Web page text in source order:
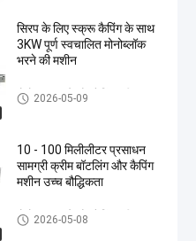
सिरप के लिए स्क्रू कैपिंग के साथ
3KW पूर्ण स्वचालित मोनोब्लॉक
भरने की मशीन
मोनोब्लॉक भरने और कैपिंग मशीन
2026-05-09
10 - 100 मिलीलीटर प्रसाधन
सामग्री क्रीम बॉटलिंग और कैपिंग
मशीन उच्च बौद्धिकता
मोनोब्लॉक भरने और कैपिंग मशीन
2026-05-08